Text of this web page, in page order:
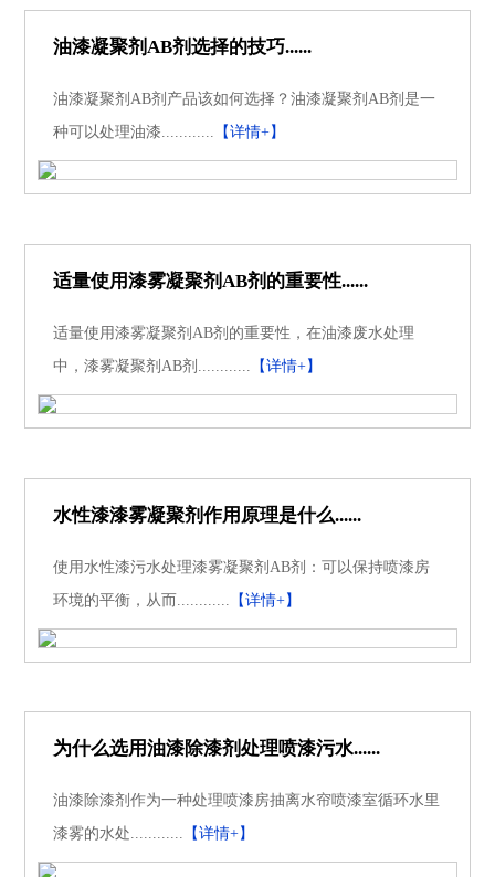
油漆凝聚剂AB剂选择的技巧......
油漆凝聚剂AB剂产品该如何选择？油漆凝聚剂AB剂是一
种可以处理油漆............ 【详情+】
适量使用漆雾凝聚剂AB剂的重要性......
适量使用漆雾凝聚剂AB剂的重要性，在油漆废水处理
中，漆雾凝聚剂AB剂............
【详情+】
水性漆漆雾凝聚剂作用原理是什么......
使用水性漆污水处理漆雾凝聚剂AB剂：可以保持喷漆房
环境的平衡，从而............
【详情+】
为什么选用油漆除漆剂处理喷漆污水......
油漆除漆剂作为一种处理喷漆房抽离水帘喷漆室循环水里
漆雾的水处............ 【详情+】